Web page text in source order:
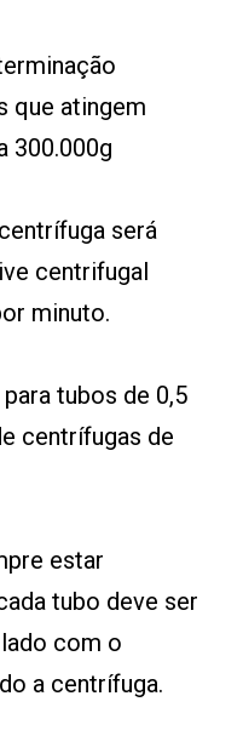
que atingem
300.000g
será
centrifugal
minuto.
tubos de 0,5
centrífugas de
estar
tubo deve ser
com o
a centrífuga.